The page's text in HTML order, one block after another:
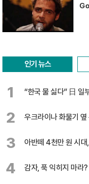
인기 뉴스
1 “한국 물 싫다” 日 일
2 우크라이나 화물기
테러 수사
3 아반떼 4천만 원 시대
록 행진
4 감자, 푹 익히지 마라